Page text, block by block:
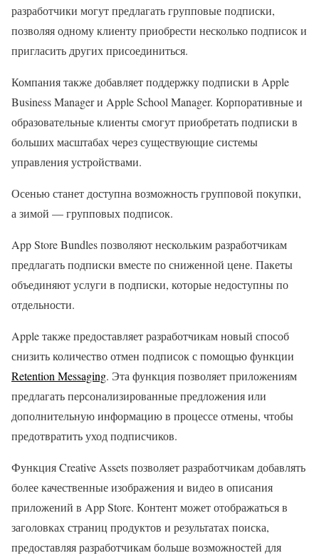
разработчики могут предлагать групповые подписки,
позволяя одному клиенту приобрести несколько подписок и
пригласить других присоединиться.
Компания также добавляет поддержку подписки в Apple
Business Manager и Apple School Manager. Корпоративные и
образовательные клиенты смогут приобретать подписки в
больших масштабах через существующие системы
управления устройствами.
Осенью станет доступна возможность групповой покупки,
а зимой — групповых подписок.
App Store Bundles позволяют нескольким разработчикам
предлагать подписки вместе по сниженной цене. Пакеты
объединяют услуги в подписки, которые недоступны по
отдельности.
Apple также предоставляет разработчикам новый способ
снизить количество отмен подписок с помощью функции
Retention Messaging. Эта функция позволяет приложениям
предлагать персонализированные предложения или
дополнительную информацию в процессе отмены, чтобы
предотвратить уход подписчиков.
Функция Creative Assets позволяет разработчикам добавлять
более качественные изображения и видео в описания
приложений в App Store. Контент может отображаться в
заголовках страниц продуктов и результатах поиска,
предоставляя разработчикам больше возможностей для